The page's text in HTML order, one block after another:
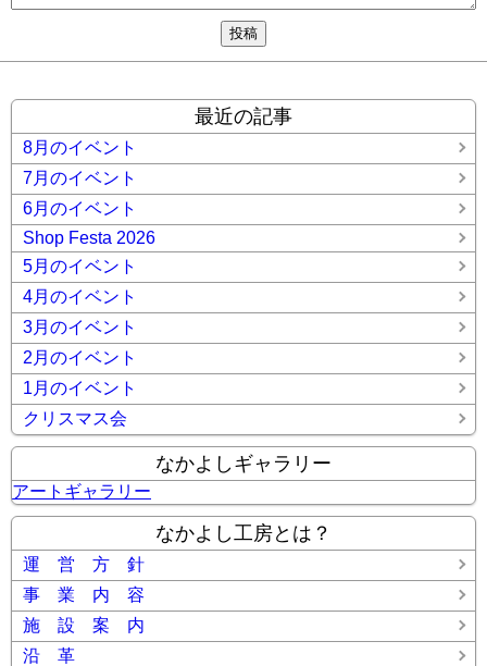
最近の記事
8月のイベント
7月のイベント
6月のイベント
Shop Festa 2026
5月のイベント
4月のイベント
3月のイベント
2月のイベント
1月のイベント
クリスマス会
なかよしギャラリー
アートギャラリー
なかよし工房とは？
運 営 方 針
事 業 内 容
施 設 案 内
沿 革